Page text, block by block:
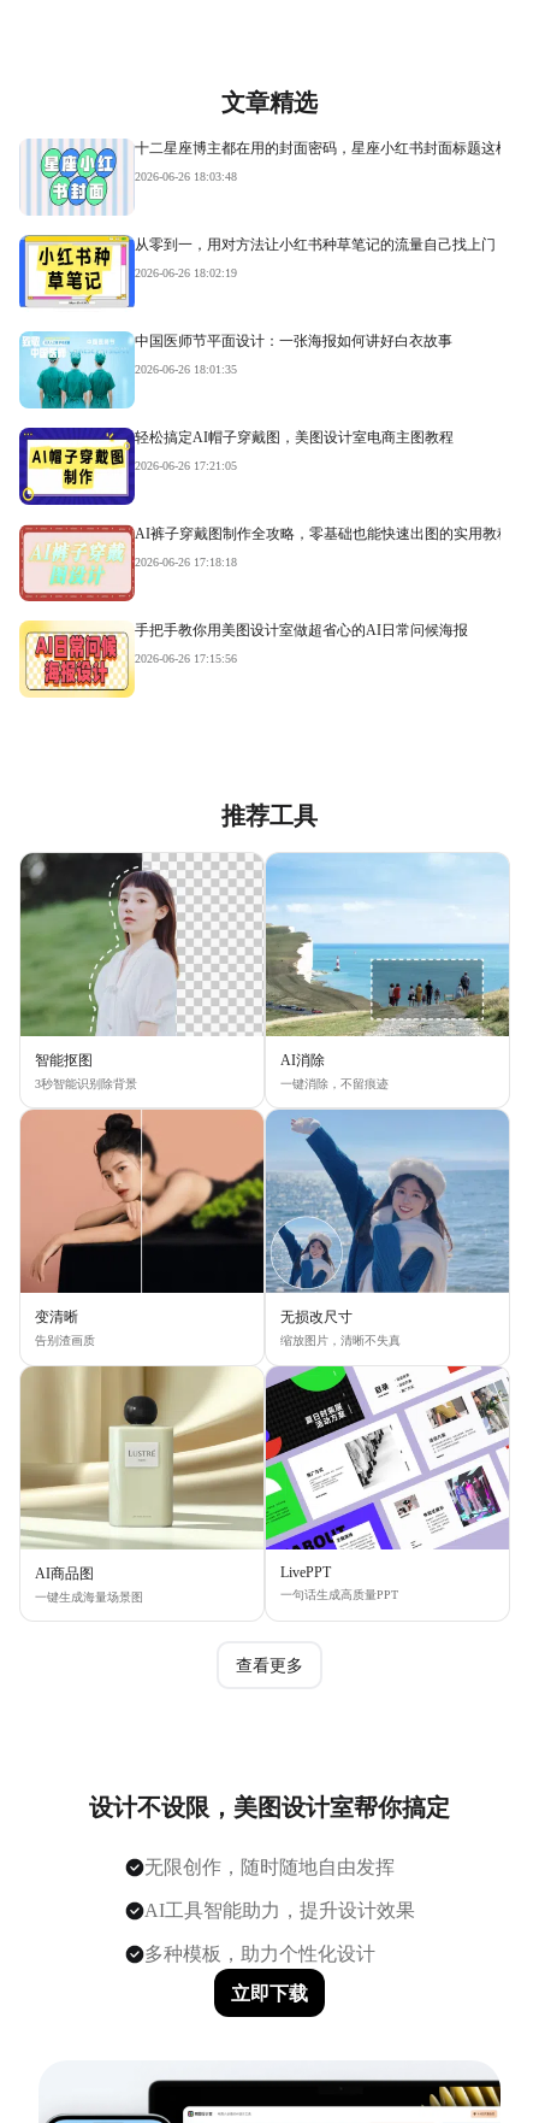
文章精选
十二星座博主都在用的封面密码，星座小红书封面标题这样写
2026-06-26 18:03:48
从零到一，用对方法让小红书种草笔记的流量自己找上门
2026-06-26 18:02:19
中国医师节平面设计：一张海报如何讲好白衣故事
2026-06-26 18:01:35
轻松搞定AI帽子穿戴图，美图设计室电商主图教程
2026-06-26 17:21:05
AI裤子穿戴图制作全攻略，零基础也能快速出图的实用教程
2026-06-26 17:18:18
手把手教你用美图设计室做超省心的AI日常问候海报
2026-06-26 17:15:56
推荐工具
智能抠图
3秒智能识别除背景
AI消除
一键消除，不留痕迹
变清晰
告别渣画质
无损改尺寸
缩放图片，清晰不失真
AI商品图
一键生成海量场景图
LivePPT
一句话生成高质量PPT
查看更多
设计不设限，美图设计室帮你搞定
无限创作，随时随地自由发挥
AI工具智能助力，提升设计效果
多种模板，助力个性化设计
立即下载